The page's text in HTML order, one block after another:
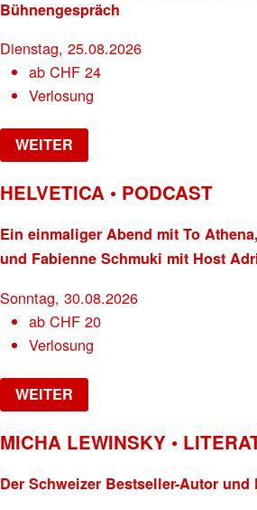
Bühnengespräch
Dienstag, 25.08.2026
abCHF 24
Verlosung
WEITER
HELVETICA • PODCAST
Ein einmaliger Abend mit To
und Fabienne Schmuki mit Host
Sonntag, 30.08.2026
abCHF 20
Verlosung
WEITER
MICHA LEWINSKY •
Der Schweizer Bestseller-Autor und